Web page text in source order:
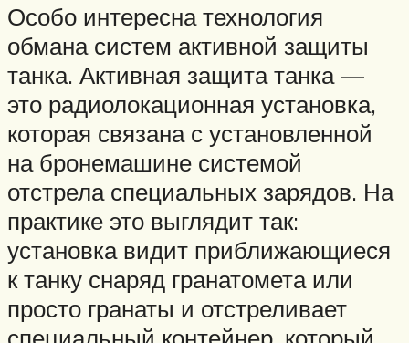
Особо интересна технология
обмана систем активной защиты
танка. Активная защита танка —
это радиолокационная установка,
которая связана с установленной
на бронемашине системой
отстрела специальных зарядов. На
практике это выглядит так:
установка видит приближающиеся
к танку снаряд гранатомета или
просто гранаты и отстреливает